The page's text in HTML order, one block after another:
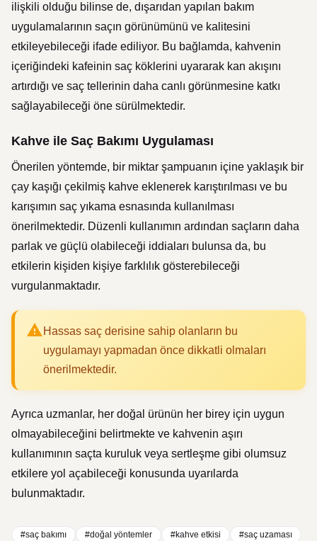
ilişkili olduğu bilinse de, dışarıdan yapılan bakım
uygulamalarının saçın görünümünü ve kalitesini
etkileyebileceği ifade ediliyor. Bu bağlamda, kahvenin
içeriğindeki kafeinin saç köklerini uyararak kan akışını
artırdığı ve saç tellerinin daha canlı görünmesine katkı
sağlayabileceği öne sürülmektedir.
Kahve ile Saç Bakımı Uygulaması
Önerilen yöntemde, bir miktar şampuanın içine yaklaşık bir
çay kaşığı çekilmiş kahve eklenerek karıştırılması ve bu
karışımın saç yıkama esnasında kullanılması
önerilmektedir. Düzenli kullanımın ardından saçların daha
parlak ve güçlü olabileceği iddiaları bulunsa da, bu
etkilerin kişiden kişiye farklılık gösterebileceği
vurgulanmaktadır.
Hassas saç derisine sahip olanların bu
uygulamayı yapmadan önce dikkatli olmaları
önerilmektedir.
Ayrıca uzmanlar, her doğal ürünün her birey için uygun
olmayabileceğini belirtmekte ve kahvenin aşırı
kullanımının saçta kuruluk veya sertleşme gibi olumsuz
etkilere yol açabileceği konusunda uyarılarda
bulunmaktadır.
#saç bakımı #doğal yöntemler #kahve etkisi
#saç uzaması